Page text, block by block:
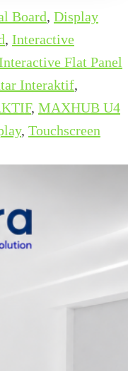
Board, Display
, Interactive
Flat Panel
Interaktif,
, MAXHUB U4
, Touchscreen